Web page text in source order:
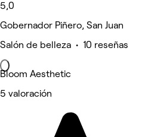
5,0
Gobernador Piñero, San Juan
Salón de belleza • 10 reseñas
Bloom Aesthetic
5 valoración